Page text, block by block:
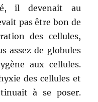
il devenait au
pas être bon de
des cellules,
assez de globules
aux cellules.
des cellules et
à se poser.